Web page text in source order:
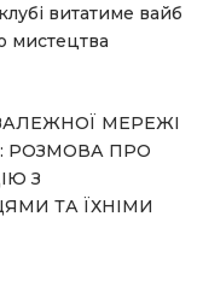
витатиме вайб
мистецтва
МЕРЕЖІ
РОЗМОВА ПРО
З
ТА ЇХНІМИ